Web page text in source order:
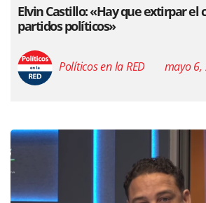
Elvin Castillo: «Hay que extirpar el
partidos políticos»
Políticos en la RED mayo 6,